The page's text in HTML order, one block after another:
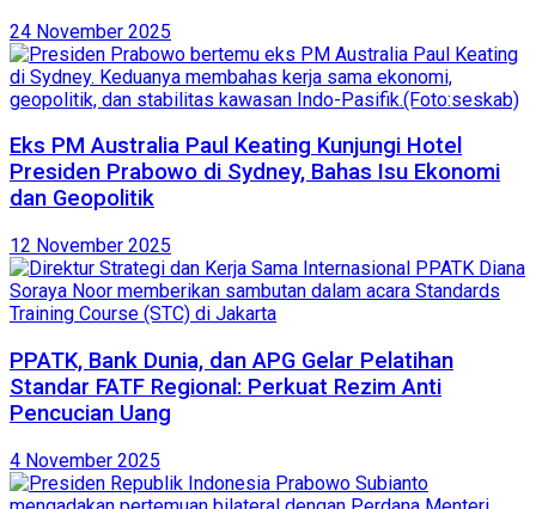
24 November 2025
Eks PM Australia Paul Keating Kunjungi Hotel
Presiden Prabowo di Sydney, Bahas Isu Ekonomi
dan Geopolitik
12 November 2025
PPATK, Bank Dunia, dan APG Gelar Pelatihan
Standar FATF Regional: Perkuat Rezim Anti
Pencucian Uang
4 November 2025